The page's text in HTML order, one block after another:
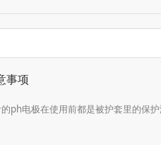
事项
ph电极在使用前都是被护套里的保